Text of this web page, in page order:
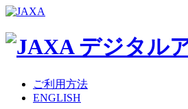
ご利用方法
ENGLISH